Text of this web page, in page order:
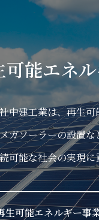
可能エネ
中建工業は、再生
ガソーラーの設置
可能な社会の実現
生可能エネルギー事